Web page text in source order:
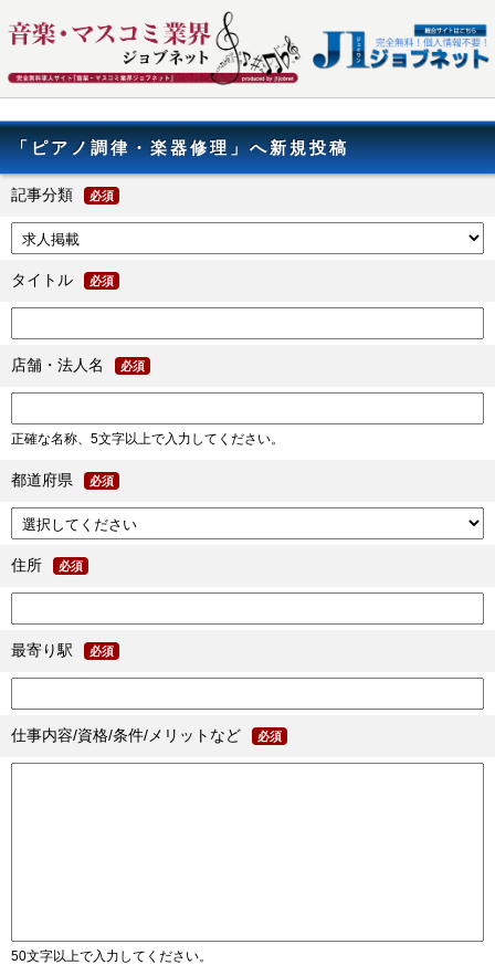
「ピアノ調律・楽器修理」へ新規投稿
記事分類 必須
タイトル 必須
店舗・法人名 必須
正確な名称、5文字以上で入力してください。
都道府県 必須
住所 必須
最寄り駅 必須
仕事内容/資格/条件/メリットなど 必須
50文字以上で入力してください。